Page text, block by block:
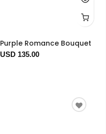
Purple Romance Bouquet
USD 135.00